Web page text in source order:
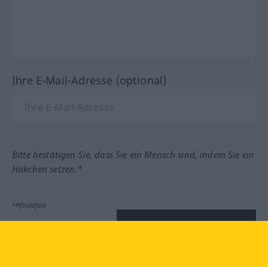
Ihre E-Mail-Adresse (optional)
Bitte bestätigen Sie, dass Sie ein Mensch sind, indem Sie ein
Häkchen setzen.*
*Pflichtfeld
Feedback absenden